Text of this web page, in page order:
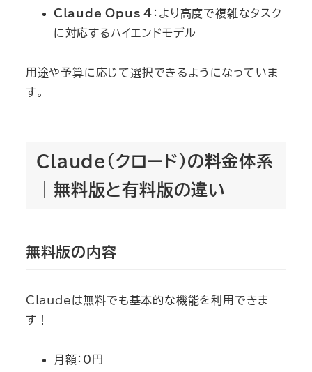
Claude Opus 4 ：より高度で複雑なタスク
に対応するハイエンドモデル
用途や予算に応じて選択できるようになっていま
す。
Claude（クロード）の料金体系
｜無料版と有料版の違い
無料版の内容
Claudeは無料でも基本的な機能を利用できま
す！
月額：0円